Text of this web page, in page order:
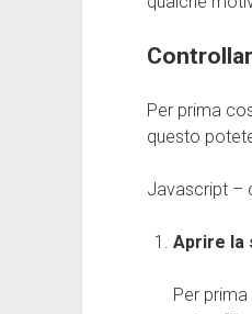
Per prima
questo
Javascript –
Aprire la
Per